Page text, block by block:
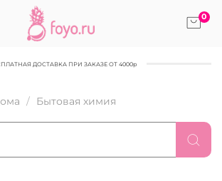
0
ДОСТАВКА ПРИ ЗАКАЗЕ ОТ 4000р
Бытовая химия